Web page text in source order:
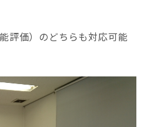
評価）のどちらも対応可能